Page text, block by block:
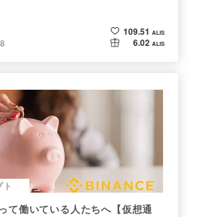
109.51 ALIS
6.02 ALIS
ト
て働いている人たちへ【仮想通